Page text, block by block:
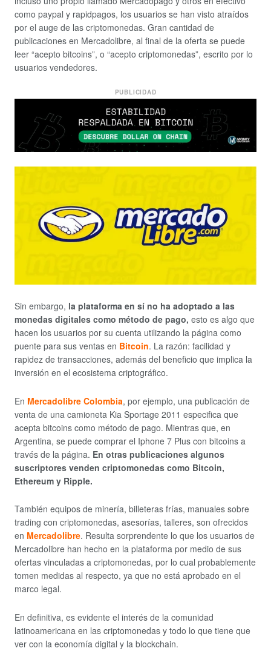
como paypal y rapidpagos, los usuarios se han visto atraídos
por el auge de las criptomonedas. Gran cantidad de
publicaciones en Mercadolibre, al final de la oferta se puede
leer “acepto bitcoins”, o “acepto criptomonedas”, escrito por lo
usuarios vendedores.
PUBLICIDAD
Sin embargo, la plataforma en sí no ha adoptado a las
monedas digitales como método de pago, esto es algo que
hacen los usuarios por su cuenta utilizando la página como
puente para sus ventas en Bitcoin. La razón: facilidad y
rapidez de transacciones, además del beneficio que implica la
inversión en el ecosistema criptográfico.
En Mercadolibre Colombia, por ejemplo, una publicación de
venta de una camioneta Kia Sportage 2011 especifica que
acepta bitcoins como método de pago. Mientras que, en
Argentina, se puede comprar el Iphone 7 Plus con bitcoins a
través de la página. En otras publicaciones algunos
suscriptores venden criptomonedas como Bitcoin,
Ethereum y Ripple.
También equipos de minería, billeteras frías, manuales sobre
trading con criptomonedas, asesorías, talleres, son ofrecidos
en Mercadolibre. Resulta sorprendente lo que los usuarios de
Mercadolibre han hecho en la plataforma por medio de sus
ofertas vinculadas a criptomonedas, por lo cual probablemente
tomen medidas al respecto, ya que no está aprobado en el
marco legal.
En definitiva, es evidente el interés de la comunidad
latinoamericana en las criptomonedas y todo lo que tiene que
ver con la economía digital y la blockchain.